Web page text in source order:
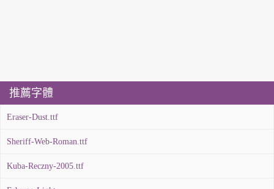
推薦字體
Eraser-Dust.ttf
Sheriff-Web-Roman.ttf
Kuba-Reczny-2005.ttf